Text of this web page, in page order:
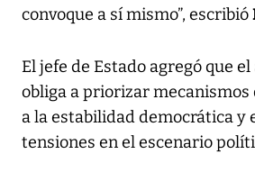
convoque a sí mismo”, escribió
El jefe de Estado agregó que
obliga a priorizar
a la estabilidad democrática y
tensiones en el escenario